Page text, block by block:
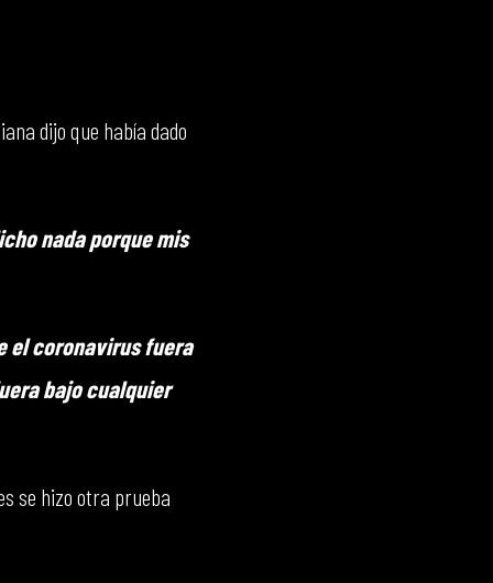
dijo que había dado
nada porque mis
el coronavirus fuera
bajo cualquier
se hizo otra prueba